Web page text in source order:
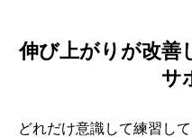
伸び上がりが改善
サ
どれだけ意識して練習し